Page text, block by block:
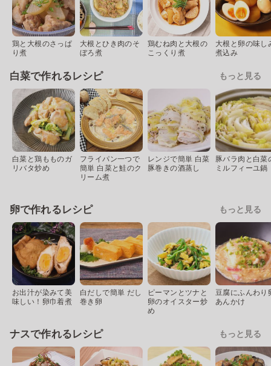
鶏と大根のさっぱ
り煮
大根とひき肉のそ
ぼろ煮
鶏むね肉と大根の
こっくり煮
大根と卵の味し
煮込み
白菜で作れるレシピ もっと見る
白菜と鶏もものガ
リバタ炒め
フライパン一つで
簡単 白菜と鮭のク
リーム煮
レンジで簡単 白菜
豚巻きの酒蒸し
豚バラ肉と白菜
ミルフィーユ鍋
卵で作れるレシピ もっと見る
お出汁が染みて美
味しい！卵巾着煮
白だしで簡単 だし
巻き卵
ピーマンとツナと
卵のオイスター炒
め
豆腐にふんわり
あんかけ
ナスで作れるレシピ もっと見る